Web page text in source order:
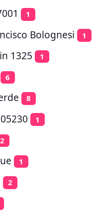
1
Bolognesi 1
1325 1
6
8
1
2
1
2